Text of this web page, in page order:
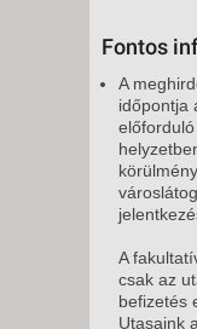
Fontos
A
időpontja
A
csak az
befizetés
Utasaink